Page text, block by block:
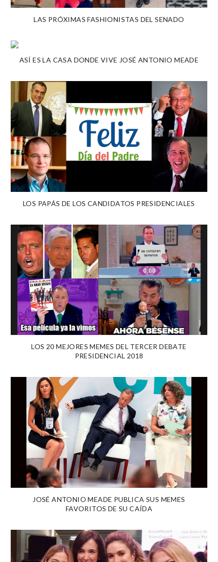
LAS PRÓXIMAS FASHIONISTAS DEL SENADO
ASÍ ES LA CASA DONDE VIVE JOSÉ ANTONIO MEADE
LOS PAPÁS DE LOS CANDIDATOS PRESIDENCIALES
LOS 20 MEJORES MEMES DEL TERCER DEBATE
PRESIDENCIAL 2018
JOSÉ ANTONIO MEADE PUBLICA SUS MEMES
FAVORITOS DE SU CAÍDA